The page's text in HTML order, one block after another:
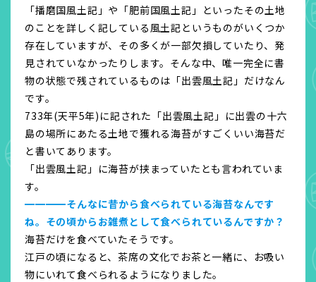
「播磨国風土記」や「肥前国風土記」といったその土地
のことを詳しく記している風土記というものがいくつか
存在していますが、その多くが一部欠損していたり、発
見されていなかったりします。そんな中、唯一完全に書
物の状態で残されているものは「出雲風土記」だけなん
です。
733年(天平5年)に記された「出雲風土記」に出雲の十六
島の場所にあたる土地で獲れる海苔がすごくいい海苔だ
と書いてあります。
「出雲風土記」に海苔が挟まっていたとも言われていま
す。
━━━━そんなに昔から食べられている海苔なんです
ね。その頃からお雑煮として食べられているんですか？
海苔だけを食べていたそうです。
江戸の頃になると、茶席の文化でお茶と一緒に、お吸い
物にいれて食べられるようになりました。